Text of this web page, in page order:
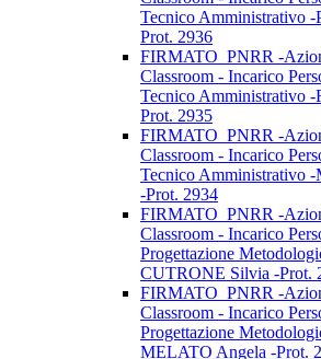
Tecnico Amministrativo
Prot. 2936
FIRMATO_PNRR -
Classroom - Incarico
Tecnico Amministrativo
Prot. 2935
FIRMATO_PNRR -
Classroom - Incarico
Tecnico Amministrativo
-Prot. 2934
FIRMATO_PNRR -
Classroom - Incarico
Progettazione
CUTRONE Silvia -Prot.
FIRMATO_PNRR -
Classroom - Incarico
Progettazione
MELATO Angela -Prot.